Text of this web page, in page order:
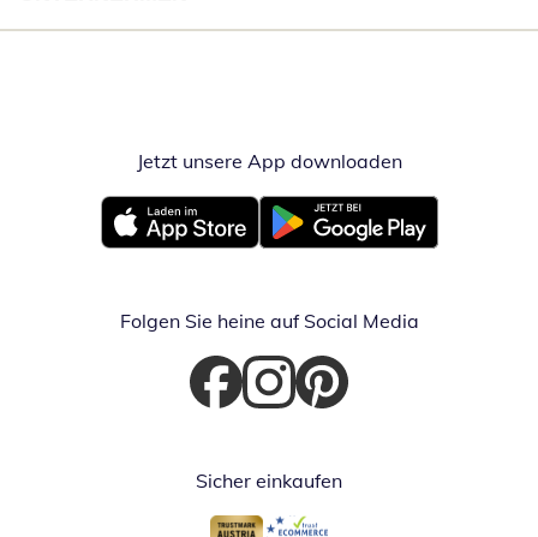
Jetzt unsere App downloadenÖffnet in
Öffnet in neuem FensterÖffnet in neuem Fenster
Folgen Sie heine auf Social Media
Öffnet in neuem Fenster
Öffnet in neuem Fenster
Öffnet in neuem Fenster
Sicher einkaufen